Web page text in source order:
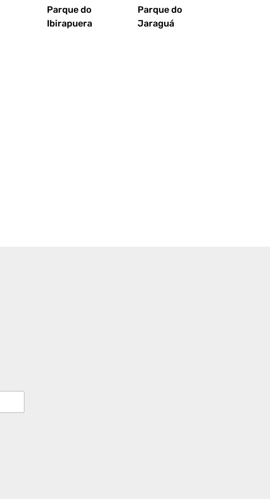
Parque do
Ibirapuera
Parque do
Jaraguá